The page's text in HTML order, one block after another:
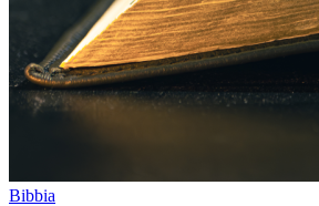
Bibbia